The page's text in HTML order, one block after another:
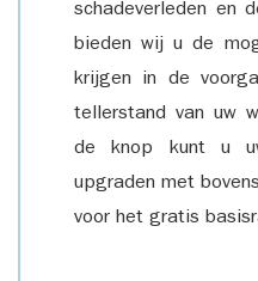
schadeverleden en
bieden wij u de
krijgen in de
tellerstand van uw
de knop kunt u
upgraden met
voor het gratis